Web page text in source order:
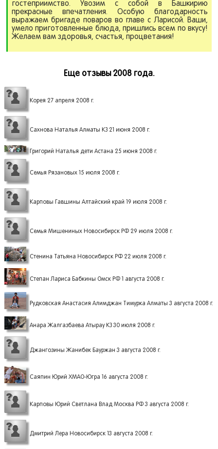
гостеприимство. Увозим с собой в Башкирию
прекрасные впечатления. Особую благодарность
выражаем бригаде поваров во главе с Ларисой. Ваши,
умело приготовленные блюда, пришлись всем по вкусу!
Желаем вам здоровья, счастья, процветания!
Еще отзывы 2008 года.
Корея 27 апреля 2008 г.
Сахнова Наталья Алматы КЗ 21 июня 2008 г.
Григорий Наталья дети Астана 25 июня 2008 г.
Семья Рязановых 15 июля 2008 г.
Карповы Гавшины Алтайский край 19 июля 2008 г.
Семья Мишениных Новосибирск РФ 29 июля 2008 г.
Стенина Татьяна Новосибирск РФ 22 июля 2008 г.
Степан Лариса Бабкины Омск РФ 1 августа 2008 г.
Рудковская Анастасия Алимджан Тимурка Алматы 3 августа 2008 г.
Анара Жалгазбаева Атырау КЗ 30 июля 2008 г.
Джангозины Жанибек Бауржан 3 августа 2008 г.
Саяпин Юрий ХМАО-Югра 16 августа 2008 г.
Карповы Юрий Светлана Влад Москва РФ 3 августа 2008 г.
Дмитрий Лера Новосибирск 13 августа 2008 г.